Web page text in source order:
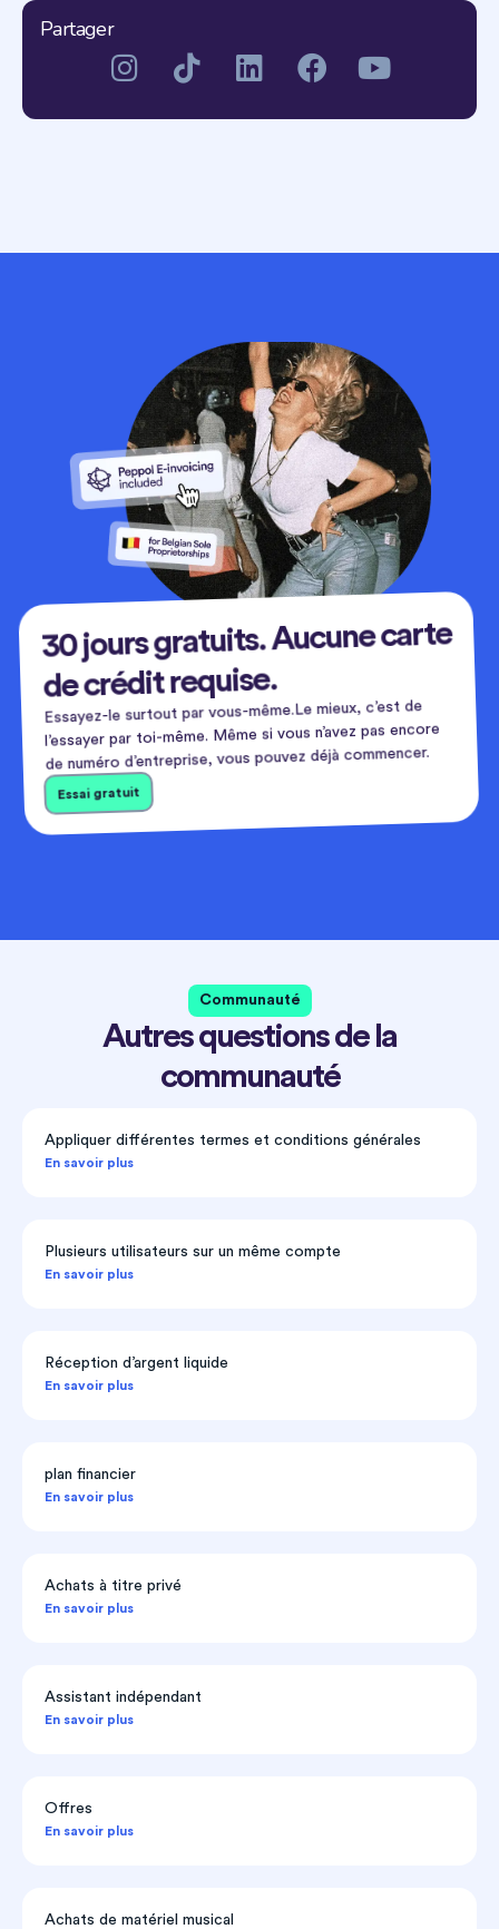
Partager
30 jours gratuits. Aucune carte
de crédit requise.
Essayez-le surtout par vous-même.Le mieux, c’est de
l’essayer par toi-même. Même si vous n’avez pas encore
de numéro d’entreprise, vous pouvez déjà commencer.
Essai gratuit
Communauté
Autres questions de la
communauté
Appliquer différentes termes et conditions générales
En savoir plus
Plusieurs utilisateurs sur un même compte
En savoir plus
Réception d’argent liquide
En savoir plus
plan financier
En savoir plus
Achats à titre privé
En savoir plus
Assistant indépendant
En savoir plus
Offres
En savoir plus
Achats de matériel musical